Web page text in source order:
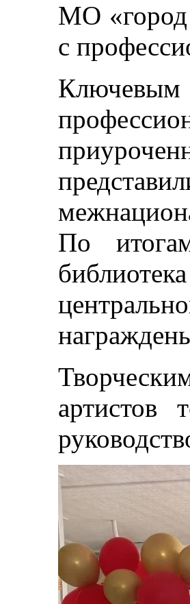
МО «город
с
По
артистов